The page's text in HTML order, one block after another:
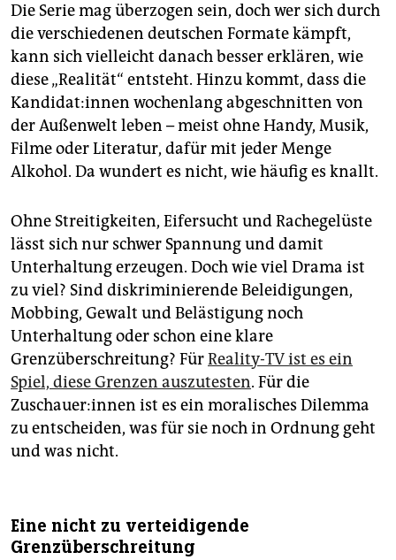
Die Serie mag überzogen sein, doch wer sich durch
die verschiedenen deutschen Formate kämpft,
kann sich vielleicht danach besser erklären, wie
diese „Realität“ entsteht. Hinzu kommt, dass die
Kandidat:innen wochenlang abgeschnitten von
der Außenwelt leben – meist ohne Handy, Musik,
Filme oder Literatur, dafür mit jeder Menge
Alkohol. Da wundert es nicht, wie häufig es knallt.
Ohne Streitigkeiten, Eifersucht und Rachegelüste
lässt sich nur schwer Spannung und damit
Unterhaltung erzeugen. Doch wie viel Drama ist
zu viel? Sind diskriminierende Beleidigungen,
Mobbing, Gewalt und Belästigung noch
Unterhaltung oder schon eine klare
Grenzüberschreitung? Für ­Reality-TV ist es ein
Spiel, diese Grenzen auszutesten. Für die
Zuschauer:innen ist es ein moralisches Dilemma
zu entscheiden, was für sie noch in Ordnung geht
und was nicht.
Eine nicht zu verteidigende
Grenzüberschreitung